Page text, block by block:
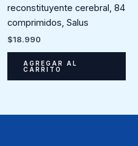
reconstituyente cerebral, 84
comprimidos, Salus
$18.990
AGREGAR AL
CARRITO